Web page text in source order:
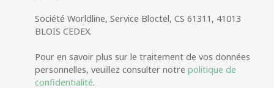
Société Worldline, Service Bloctel, CS 61311, 41013
BLOIS CEDEX.
Pour en savoir plus sur le traitement de vos données
personnelles, veuillez consulter notre politique de
confidentialité.